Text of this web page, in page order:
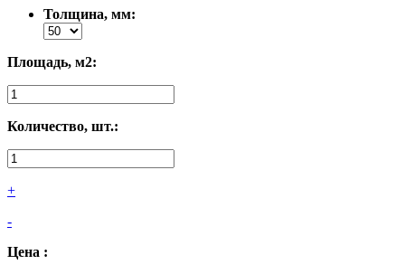
Толщина, мм:
Площадь, м2:
Количество, шт.:
+
-
Цена :